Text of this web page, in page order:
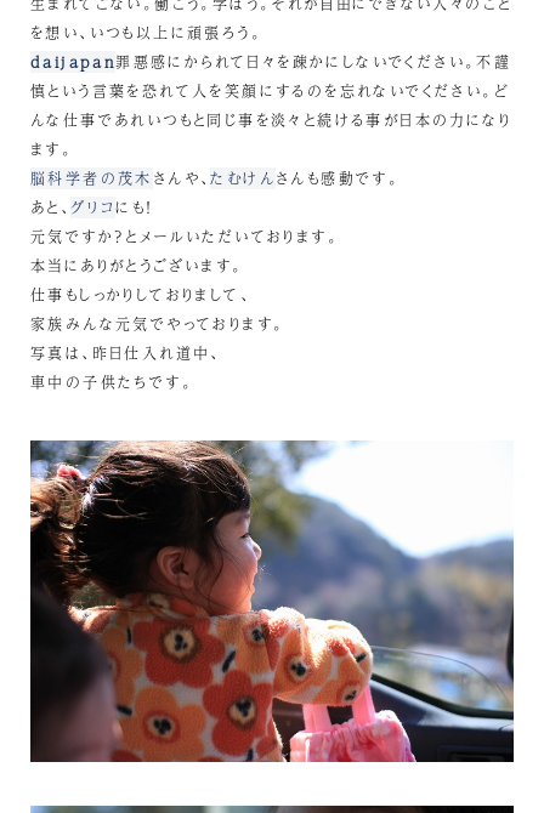
を想い、いつも以上に頑張ろう。
daijapan罪悪感にかられて日々を疎かにしないでください。不謹
慎という言葉を恐れて人を笑顔にするのを忘れないでください。ど
んな仕事であれいつもと同じ事を淡々と続ける事が日本の力になり
ます。
脳科学者の茂木 さんや、たむけんさんも感動です。
あと、 グリコにも！
元気ですか？とメールいただいております。
本当にありがとうございます。
仕事もしっかりしておりまして、
家族みんな元気でやっております。
写真は、昨日仕入れ道中、
車中の子供たちです。